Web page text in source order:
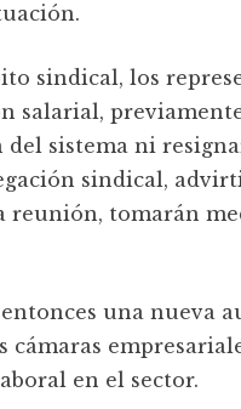
sindical, los
salarial,
sistema ni
sindical,
reunión, tomarán
una nueva
cámaras
en el sector.